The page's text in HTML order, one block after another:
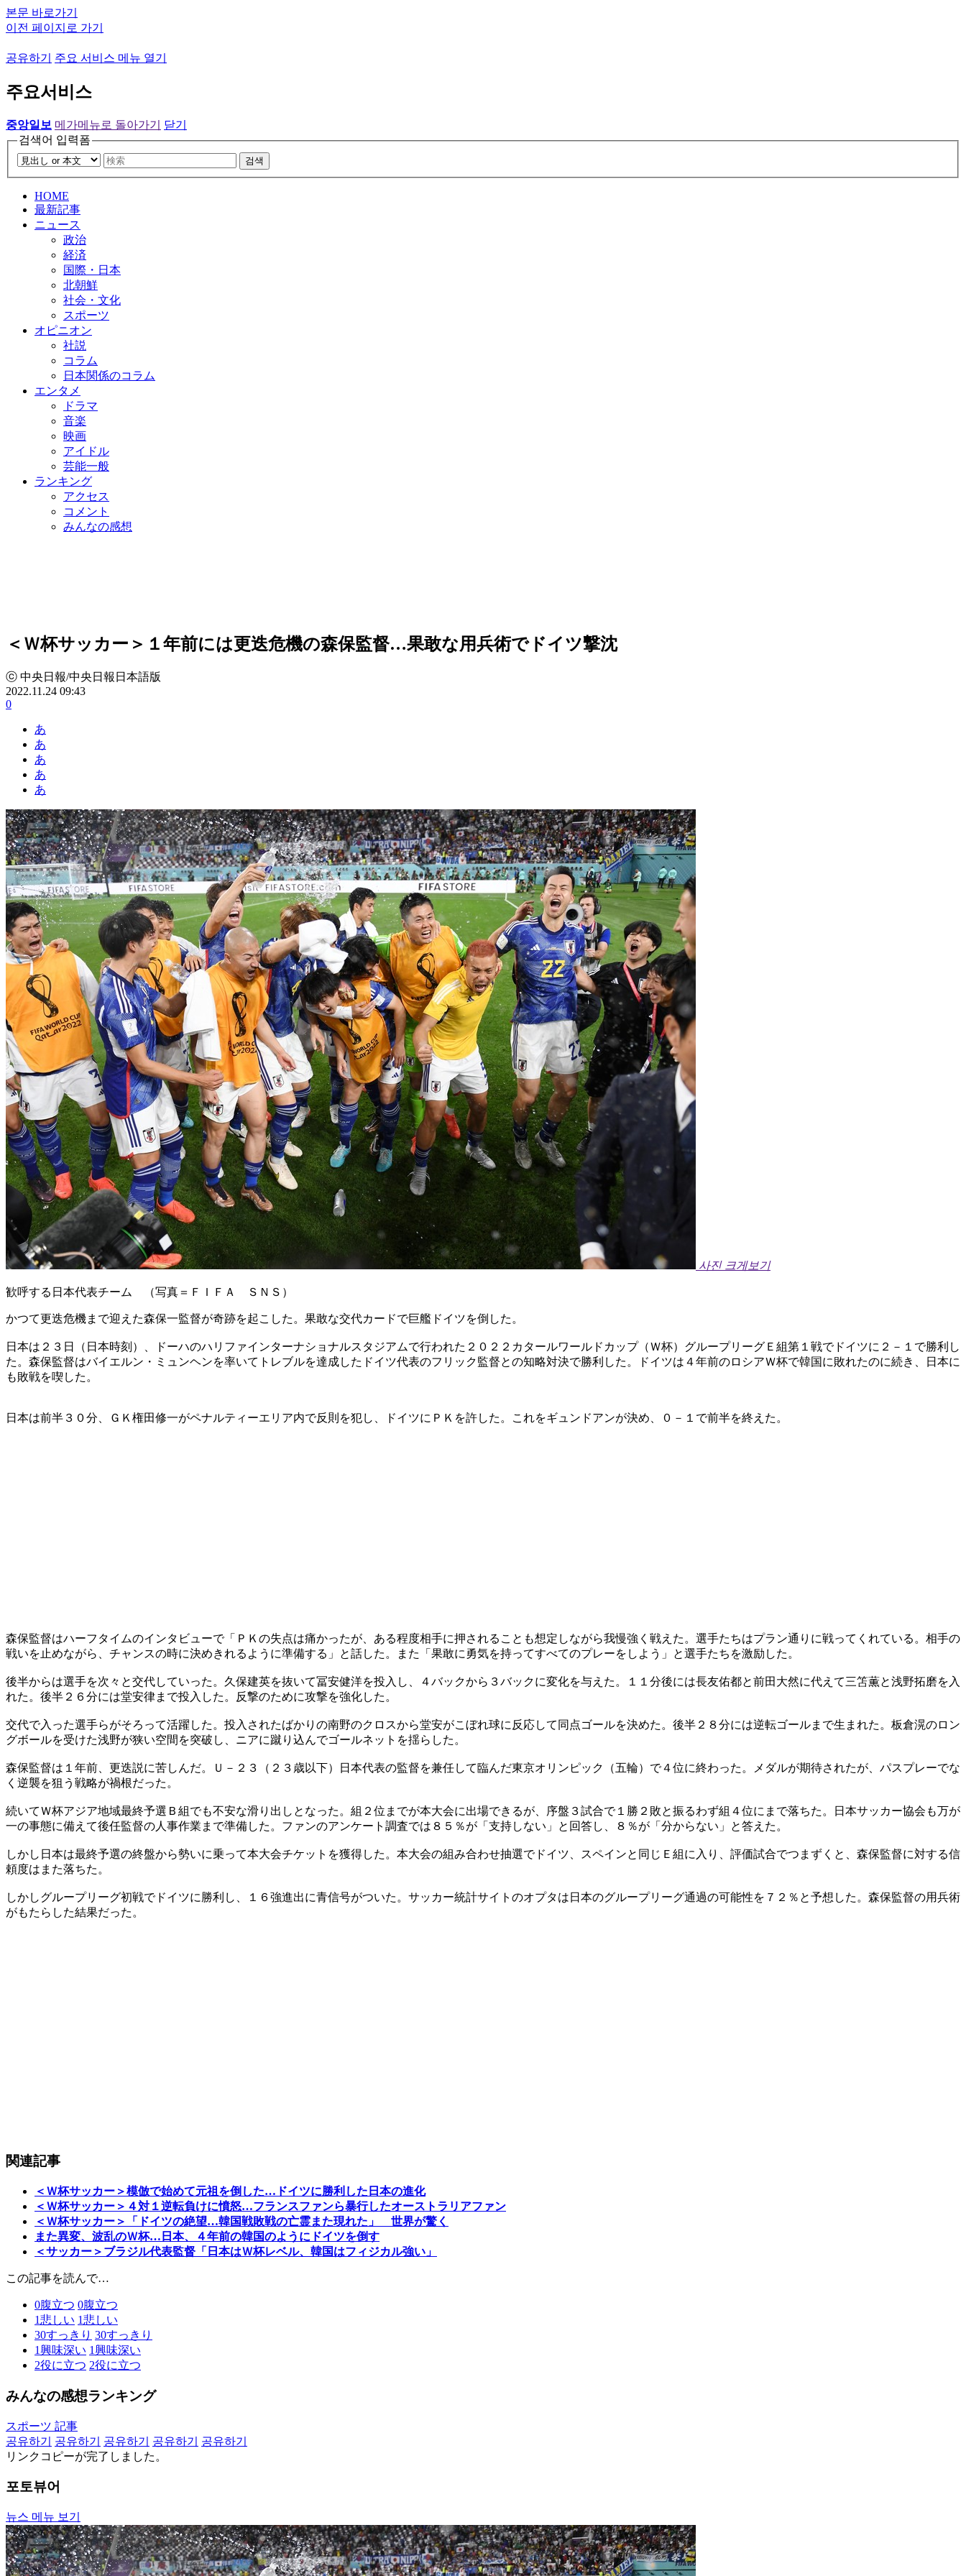
본문 바로가기
이전 페이지로 가기
공유하기 주요 서비스 메뉴 열기
주요서비스
중앙일보 메가메뉴로 돌아가기
닫기
검색어 입력폼
검색
HOME
最新記事
ニュース
政治
経済
国際・日本
北朝鮮
社会・文化
スポーツ
オピニオン
社説
コラム
日本関係のコラム
エンタメ
ドラマ
音楽
映画
アイドル
芸能一般
ランキング
アクセス
コメント
みんなの感想
＜Ｗ杯サッカー＞１年前には更迭危機の森保監督…果敢な用兵術でドイツ撃沈
ⓒ 中央日報/中央日報日本語版
2022.11.24 09:43
0
あ
あ
あ
あ
あ
사진 크게보기
歓呼する日本代表チーム （写真＝ＦＩＦＡ ＳＮＳ）
かつて更迭危機まで迎えた森保一監督が奇跡を起こした。果敢な交代カードで巨艦ドイツを倒した。
日本は２３日（日本時刻）、ドーハのハリファインターナショナルスタジアムで行われた２０２２カタールワールドカップ（Ｗ杯）グループリーグＥ組第１戦でドイツに２－１で勝利し
た。森保監督はバイエルン・ミュンヘンを率いてトレブルを達成したドイツ代表のフリック監督との知略対決で勝利した。ドイツは４年前のロシアＷ杯で韓国に敗れたのに続き、日本に
も敗戦を喫した。
日本は前半３０分、ＧＫ権田修一がペナルティーエリア内で反則を犯し、ドイツにＰＫを許した。これをギュンドアンが決め、０－１で前半を終えた。
森保監督はハーフタイムのインタビューで「ＰＫの失点は痛かったが、ある程度相手に押されることも想定しながら我慢強く戦えた。選手たちはプラン通りに戦ってくれている。相手の
戦いを止めながら、チャンスの時に決めきれるように準備する」と話した。また「果敢に勇気を持ってすべてのプレーをしよう」と選手たちを激励した。
後半からは選手を次々と交代していった。久保建英を抜いて冨安健洋を投入し、４バックから３バックに変化を与えた。１１分後には長友佑都と前田大然に代えて三笘薫と浅野拓磨を入
れた。後半２６分には堂安律まで投入した。反撃のために攻撃を強化した。
交代で入った選手らがそろって活躍した。投入されたばかりの南野のクロスから堂安がこぼれ球に反応して同点ゴールを決めた。後半２８分には逆転ゴールまで生まれた。板倉滉のロン
グボールを受けた浅野が狭い空間を突破し、ニアに蹴り込んでゴールネットを揺らした。
森保監督は１年前、更迭説に苦しんだ。Ｕ－２３（２３歳以下）日本代表の監督を兼任して臨んだ東京オリンピック（五輪）で４位に終わった。メダルが期待されたが、パスプレーでな
く逆襲を狙う戦略が禍根だった。
続いてＷ杯アジア地域最終予選Ｂ組でも不安な滑り出しとなった。組２位までが本大会に出場できるが、序盤３試合で１勝２敗と振るわず組４位にまで落ちた。日本サッカー協会も万が
一の事態に備えて後任監督の人事作業まで準備した。ファンのアンケート調査では８５％が「支持しない」と回答し、８％が「分からない」と答えた。
しかし日本は最終予選の終盤から勢いに乗って本大会チケットを獲得した。本大会の組み合わせ抽選でドイツ、スペインと同じＥ組に入り、評価試合でつまずくと、森保監督に対する信
頼度はまた落ちた。
しかしグループリーグ初戦でドイツに勝利し、１６強進出に青信号がついた。サッカー統計サイトのオプタは日本のグループリーグ通過の可能性を７２％と予想した。森保監督の用兵術
がもたらした結果だった。
関連記事
＜Ｗ杯サッカー＞模倣で始めて元祖を倒した…ドイツに勝利した日本の進化
＜Ｗ杯サッカー＞４対１逆転負けに憤怒…フランスファンら暴行したオーストラリアファン
＜Ｗ杯サッカー＞「ドイツの絶望…韓国戦敗戦の亡霊また現れた」 世界が驚く
また異変、波乱のＷ杯…日本、４年前の韓国のようにドイツを倒す
＜サッカー＞ブラジル代表監督「日本はＷ杯レベル、韓国はフィジカル強い」
この記事を読んで…
0腹立つ 0腹立つ
1悲しい 1悲しい
30すっきり 30すっきり
1興味深い 1興味深い
2役に立つ 2役に立つ
みんなの感想ランキング
スポーツ 記事
공유하기
공유하기 공유하기 공유하기
공유하기
リンクコピーが完了しました。
포토뷰어
뉴스 메뉴 보기